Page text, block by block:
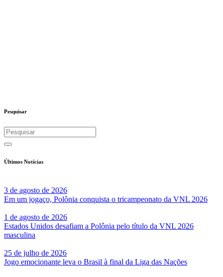
Pesquisar
Últimos Notícias
3 de agosto de 2026
Em um jogaço, Polônia conquista o tricampeonato da VNL 2026
1 de agosto de 2026
Estados Unidos desafiam a Polônia pelo título da VNL 2026
masculina
25 de julho de 2026
Jogo emocionante leva o Brasil à final da Liga das Nações